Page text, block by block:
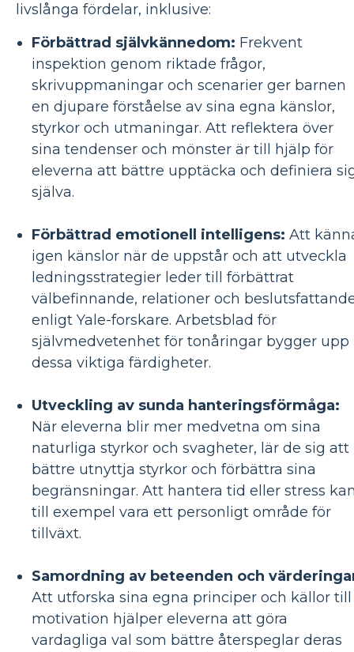
livslånga fördelar, inklusive:
Förbättrad självkännedom: Frekvent
inspektion genom riktade frågor,
skrivuppmaningar och scenarier ger barnen
en djupare förståelse av sina egna känslor,
styrkor och utmaningar. Att reflektera över
sina tendenser och mönster är till hjälp för
eleverna att bättre upptäcka och definiera
själva.
Förbättrad emotionell intelligens: Att
igen känslor när de uppstår och att utveckla
ledningsstrategier leder till förbättrat
välbefinnande, relationer och
enligt Yale-forskare. Arbetsblad för
självmedvetenhet för tonåringar bygger upp
dessa viktiga färdigheter.
Utveckling av sunda hanteringsförmåga:
När eleverna blir mer medvetna om sina
naturliga styrkor och svagheter, lär de sig att
bättre utnyttja styrkor och förbättra sina
begränsningar. Att hantera tid eller stress
till exempel vara ett personligt område för
tillväxt.
Samordning av beteenden och
Att utforska sina egna principer och källor till
motivation hjälper eleverna att göra
vardagliga val som bättre återspeglar deras